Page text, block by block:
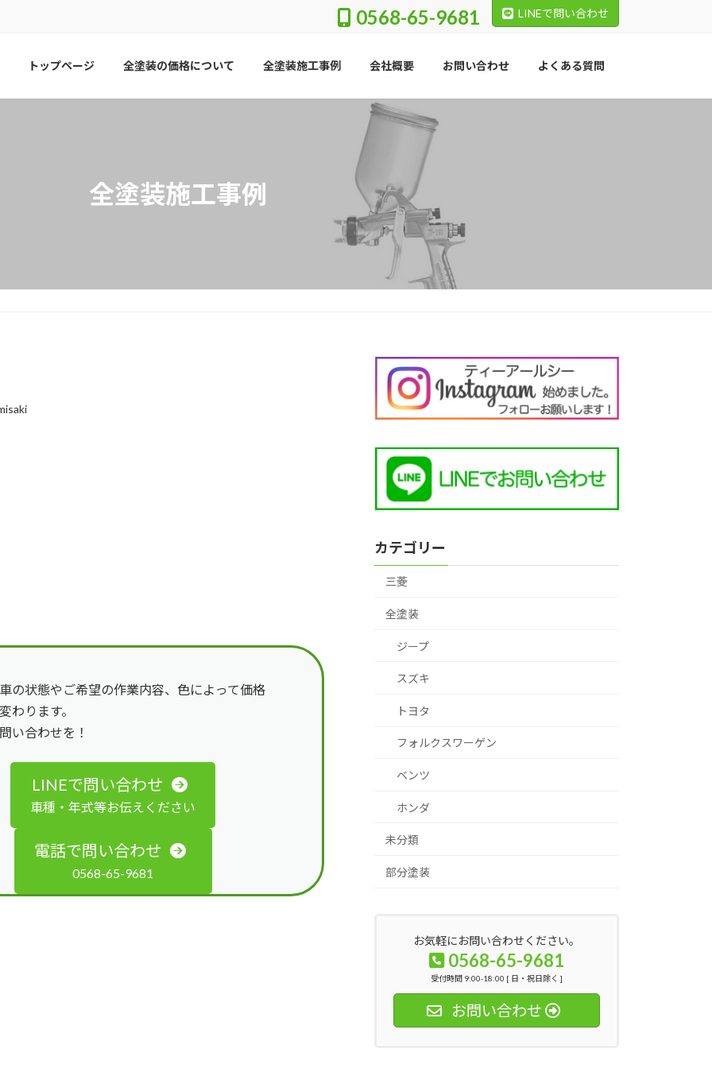
0568-65-9681 LINEで問い合わせ
トップページ 全塗装の価格について 全塗装施工事例 会社概要 お問い合わせ よくある質問
全塗装施工事例
の状態やご希望の作業内容、色によって価格
わります。
い合わせを！
LINEで問い合わせ
車種・年式等お伝えください
電話で問い合わせ
0568-65-9681
カテゴリー
三菱
全塗装
ジープ
スズキ
トヨタ
フォルクスワーゲン
ベンツ
ホンダ
未分類
部分塗装
お気軽にお問い合わせください。
0568-65-9681
受付時間 9:00-18:00 [ 日・祝日除く ]
お問い合わせ